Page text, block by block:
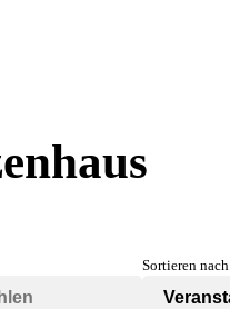
Sortieren nach